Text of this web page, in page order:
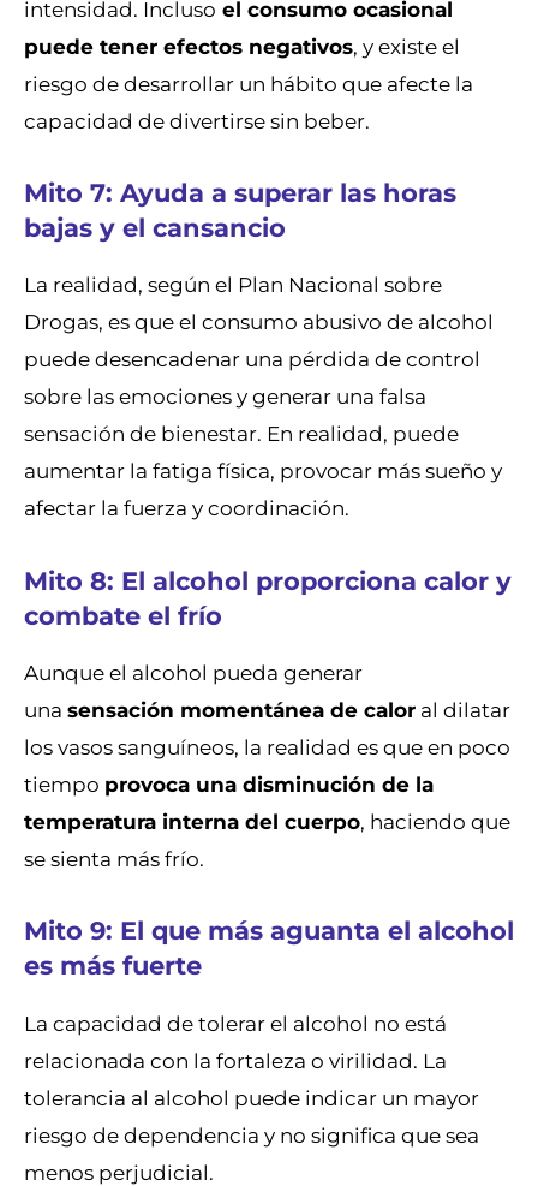
intensidad. Incluso el consumo ocasional
puede tener efectos negativos, y existe el
riesgo de desarrollar un hábito que afecte la
capacidad de divertirse sin beber.
Mito 7: Ayuda a superar las horas
bajas y el cansancio
La realidad, según el Plan Nacional sobre
Drogas, es que el consumo abusivo de alcohol
puede desencadenar una pérdida de control
sobre las emociones y generar una falsa
sensación de bienestar. En realidad, puede
aumentar la fatiga física, provocar más sueño y
afectar la fuerza y coordinación.
Mito 8: El alcohol proporciona calor y
combate el frío
Aunque el alcohol pueda generar
una sensación momentánea de calor al dilatar
los vasos sanguíneos, la realidad es que en poco
tiempo provoca una disminución de la
temperatura interna del cuerpo, haciendo que
se sienta más frío.
Mito 9: El que más aguanta el alcohol
es más fuerte
La capacidad de tolerar el alcohol no está
relacionada con la fortaleza o virilidad. La
tolerancia al alcohol puede indicar un mayor
riesgo de dependencia y no significa que sea
menos perjudicial.